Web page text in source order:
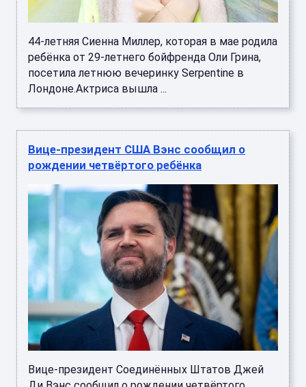
44-летняя Сиенна Миллер, которая в мае родила
ребёнка от 29-летнего бойфренда Оли Грина,
посетила летнюю вечеринку Serpentine в
Лондоне.Актриса вышла ...
Вице-президент США Вэнс сообщил о
рождении четвёртого ребёнка
Вице-президент Соединённых Штатов Джей